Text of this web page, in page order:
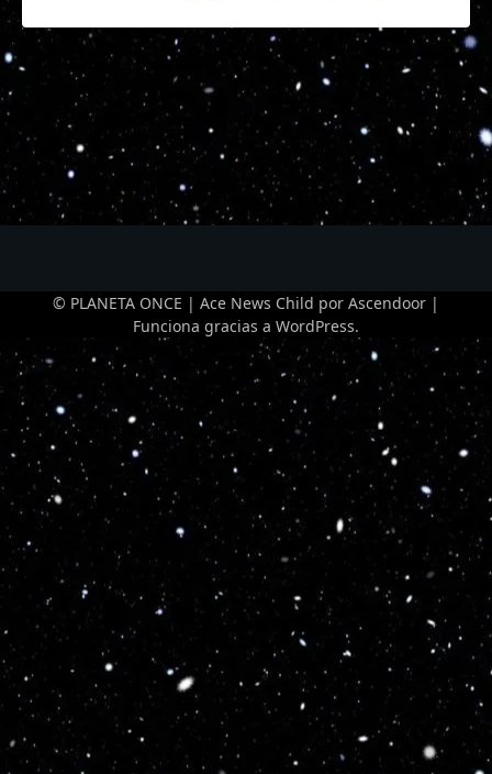
© PLANETA ONCE | Ace News Child por Ascendoor |
Funciona gracias a WordPress.